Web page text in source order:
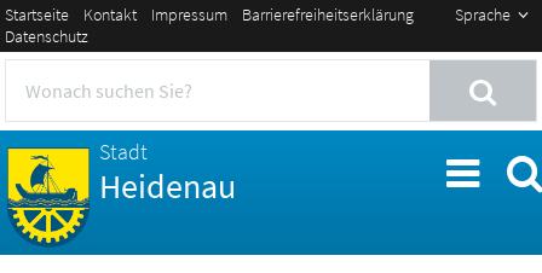
Sprache
Startseite Kontakt Impressum
Barrierefreiheitserklärung
Datenschutz
Stadt
Heidenau